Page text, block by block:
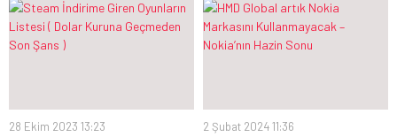
28 Ekim 2023 13:23 2 Şubat 2024 11:36